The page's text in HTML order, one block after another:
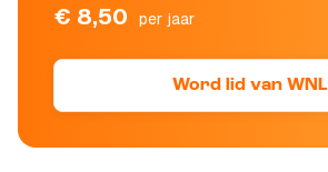
€ 8,50 per jaar
Word lid van WNL